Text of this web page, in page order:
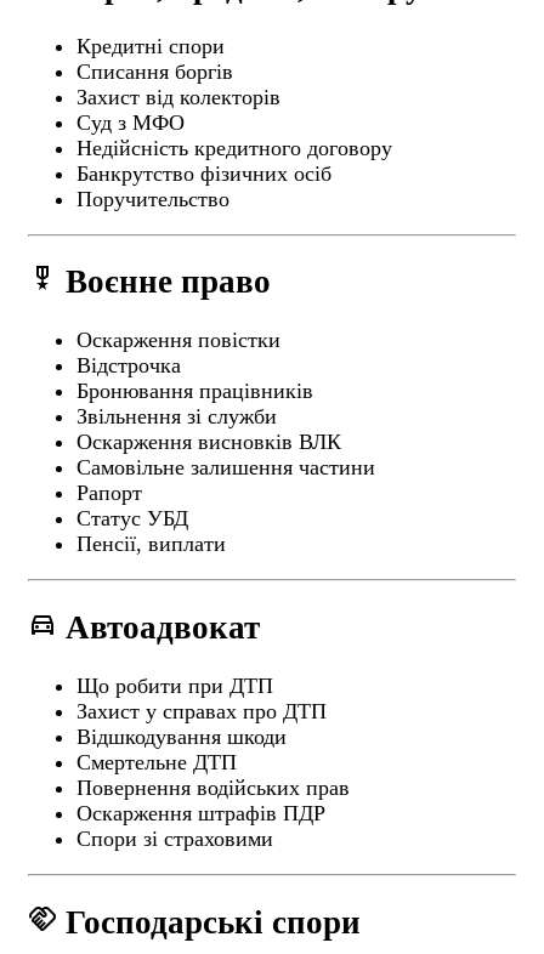
Кредитні спори
Списання боргів
Захист від колекторів
Суд з МФО
Недійсність кредитного договору
Банкрутство фізичних осіб
Поручительство
military_tech Воєнне право
Оскарження повістки
Відстрочка
Бронювання працівників
Звільнення зі служби
Оскарження висновків ВЛК
Самовільне залишення частини
Рапорт
Статус УБД
Пенсії, виплати
directions_car Автоадвокат
Що робити при ДТП
Захист у справах про ДТП
Відшкодування шкоди
Смертельне ДТП
Повернення водійських прав
Оскарження штрафів ПДР
Спори зі страховими
handshake Господарські спори